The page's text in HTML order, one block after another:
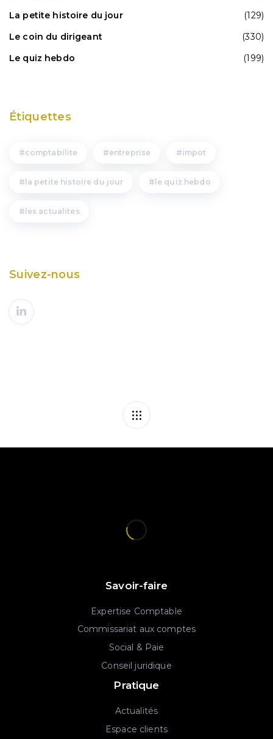
La petite histoire du jour
(129)
Le coin du dirigeant
(330)
Le quiz hebdo
(199)
Étiquettes
comptabilite entreprise impot
la petite histoire du jour le quiz hebdo
les actualites
Suivez-nous
Savoir-faire
Expertise Comptable
Commissariat aux comptes
Social & Paie
Conseil juridique
Pratique
Actualités
Espace clients